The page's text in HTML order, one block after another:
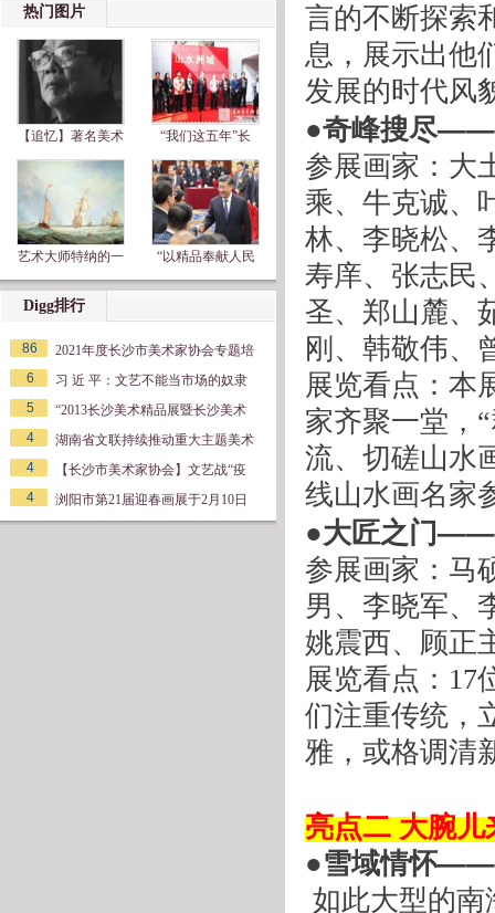
热门图片
【追忆】著名美术 “我们这五年”长
艺术大师特纳的一 “以精品奉献人民
Digg排行
86
2021年度长沙市美术家协会专题培
6
习 近 平：文艺不能当市场的奴隶
5
“2013长沙美术精品展暨长沙美术
4
湖南省文联持续推动重大主题美术
4
【长沙市美术家协会】文艺战“疫
4
浏阳市第21届迎春画展于2月10日
言的不断探索
息，展示出他
发展的时代风
●奇峰搜尽——
参展画家：大
乘、牛克诚、
林、李晓松、
寿庠、张志民
圣、郑山麓、
刚、韩敬伟、
展览看点：本
家齐聚一堂，
流、切磋山水
线山水画名家
●大匠之门——
参展画家：马
男、李晓军、
姚震西、顾正
展览看点： 17
们注重传统，
雅，或格调清
亮点二 大腕
●雪域情怀——